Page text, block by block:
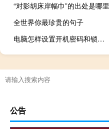
“对影胡床岸幅巾”的出处是哪里
全世界你最珍贵的句子
电脑怎样设置开机密码和锁屏密码（电脑怎样设置开机密码）
公告